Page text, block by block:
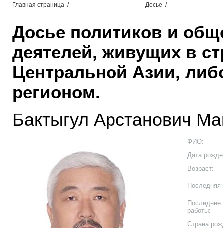
Главная страница / Досье /
Досье политиков и
деятелей, живущих в
Центральной Азии,
регионом.
Бактыгул Арстанович
ФИО:
Дата
Возраст:
Последняя
Последнее
работы:
Страна